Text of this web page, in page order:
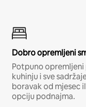
Dobro opremljeni
Potpuno
kuhinju i sve
boravak od mjesec
opciju podnajma.